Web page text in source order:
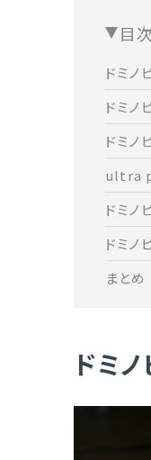
目
ドミノ
ドミノ
ドミノ
ultra
ドミ
ドミ
まとめ
ドミ